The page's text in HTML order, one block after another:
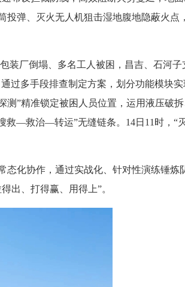
弹、灭火无人机狙击湿地腹地隐蔽火点
装厂倒塌、多名工人被困，昌吉、石河
过多手段排查制定方案，划分功能模块
”精准锁定被困人员位置，运用液压破
救—救治—转运”无缝链条。14日11时，“
化协作，通过实战化、针对性演练锤炼
出、打得赢、用得上”。